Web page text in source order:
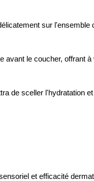
sur l'ensemble
avant le coucher, offrant
de sceller l'hydratation
et efficacité